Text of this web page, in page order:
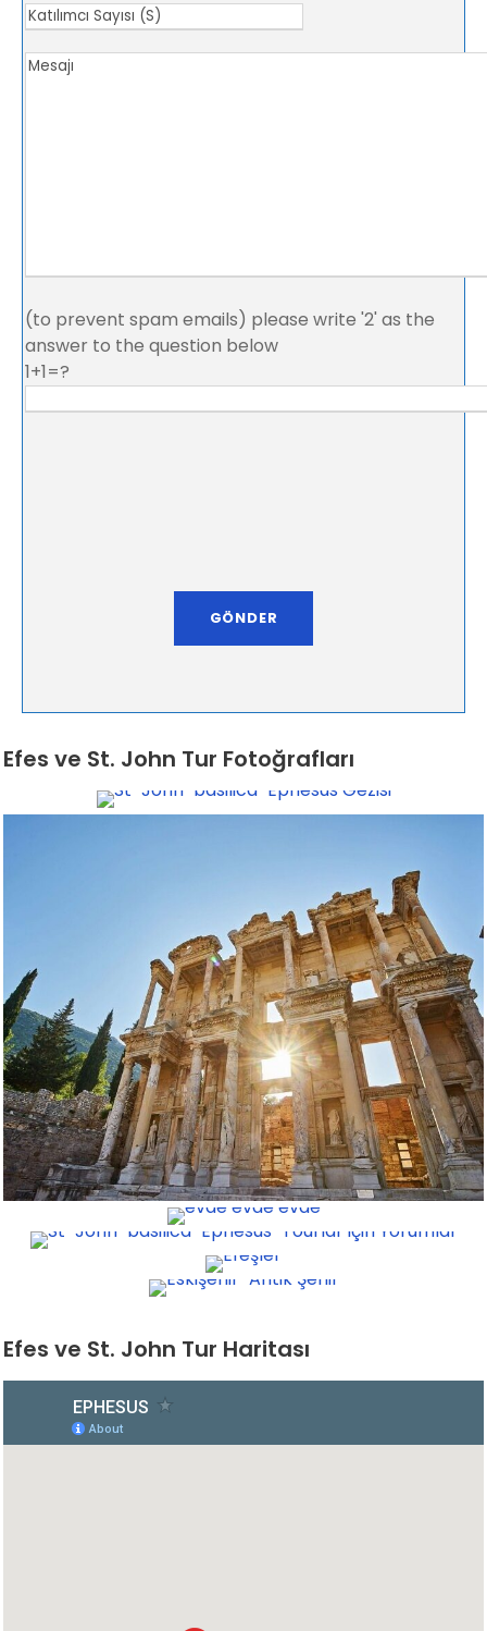
(to prevent spam emails) please write '2' as the
answer to the question below
1+1=?
Efes ve St. John Tur Fotoğrafları
Efes ve St. John Tur Haritası